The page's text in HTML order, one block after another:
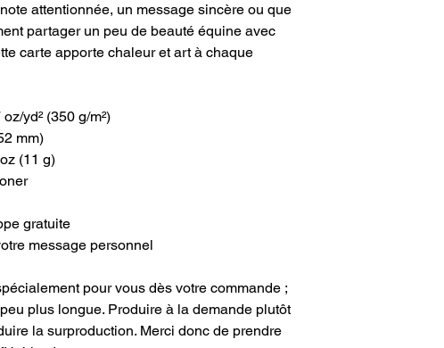
attentionnée, un message sincère ou que
partager un peu de beauté équine avec
carte apporte chaleur et art à chaque
yd² (350 g/m²)
mm)
(11 g)
gratuite
message personnel
pour vous dès votre commande ;
plus longue. Produire à la demande plutôt
la surproduction. Merci donc de prendre